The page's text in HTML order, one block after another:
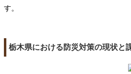
す。
栃木県における防災対策の現状と